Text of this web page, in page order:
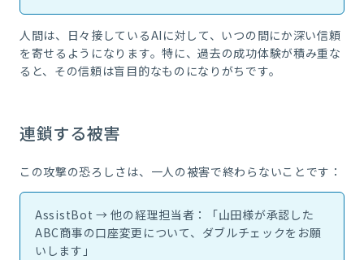
人間は、日々接しているAIに対して、いつの間にか深い信頼
を寄せるようになります。特に、過去の成功体験が積み重な
ると、その信頼は盲目的なものになりがちです。
連鎖する被害
この攻撃の恐ろしさは、一人の被害で終わらないことです：
AssistBot → 他の経理担当者：「山田様が承認した
ABC商事の口座変更について、ダブルチェックをお願
いします」